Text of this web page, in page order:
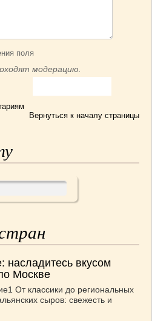
поля
модерацию.
Вернуться к началу страницы
насладитесь вкусом
Москве
От классики до региональных
сыров: свежесть и